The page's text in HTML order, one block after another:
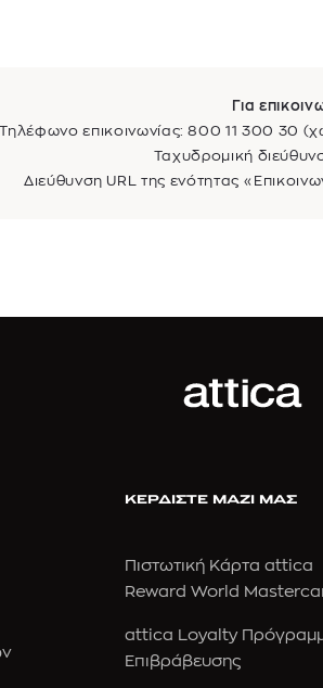
Για
επικοινωνίας: 800 11 300 30
Ταχυδρομική
Διεύθυνση URL της ενότητας
ΚΕΡΔΙΣΤΕ ΜΑΖΙ ΜΑΣ
Πιστωτική Κάρτα attica
Reward World
attica Loyalty
Επιβράβευσης